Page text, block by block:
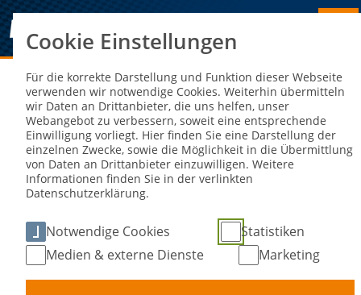
Sie sind hier: NEWS
Erreichbarkeit der DMSB-
Geschäftsstelle zum Jahreswechsel
18. Dez 2023
Cookie Einstellungen
Für die korrekte Darstellung und Funktion dieser Webseite
verwenden wir notwendige Cookies. Weiterhin übermitteln
wir Daten an Drittanbieter, die uns helfen, unser
Webangebot zu verbessern, soweit eine entsprechende
Einwilligung vorliegt. Hier finden Sie eine Darstellung der
einzelnen Zwecke, sowie die Möglichkeit in die Übermittlung
von Daten an Drittanbieter einzuwilligen. Weitere
Informationen finden Sie in der verlinkten
Datenschutzerklärung.
Notwendige Cookies
Statistiken
Medien & externe Dienste
Marketing